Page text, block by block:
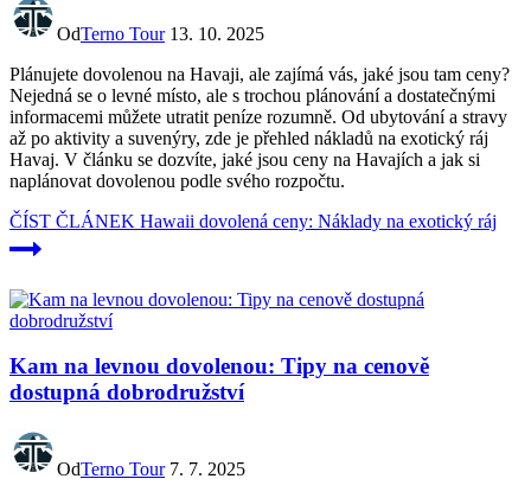
OdTerno Tour 13. 10. 2025
Plánujete dovolenou na Havaji, ale zajímá vás, jaké jsou tam ceny?
Nejedná se o levné místo, ale s trochou plánování a dostatečnými
informacemi můžete utratit peníze rozumně. Od ubytování a stravy
až po aktivity a suvenýry, zde je přehled nákladů na exotický ráj
Havaj. V článku se dozvíte, jaké jsou ceny na Havajích a jak si
naplánovat dovolenou podle svého rozpočtu.
ČÍST ČLÁNEK Hawaii dovolená ceny: Náklady na exotický ráj
Kam na levnou dovolenou: Tipy na cenově
dostupná dobrodružství
OdTerno Tour 7. 7. 2025